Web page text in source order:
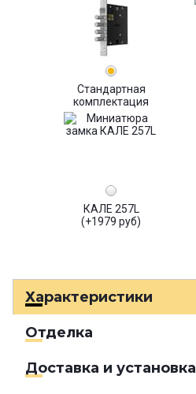
Стандартная
комплектация
КАЛЕ 257L
(+1979 руб)
Характеристики
Отделка
Доставка и установка